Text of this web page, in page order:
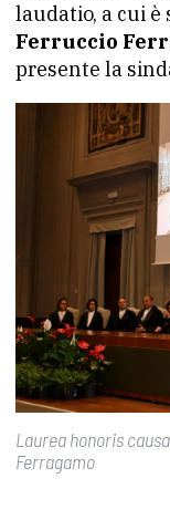
laudatio, a cui è
Ferruccio
presente la
Laurea honoris
Ferragamo